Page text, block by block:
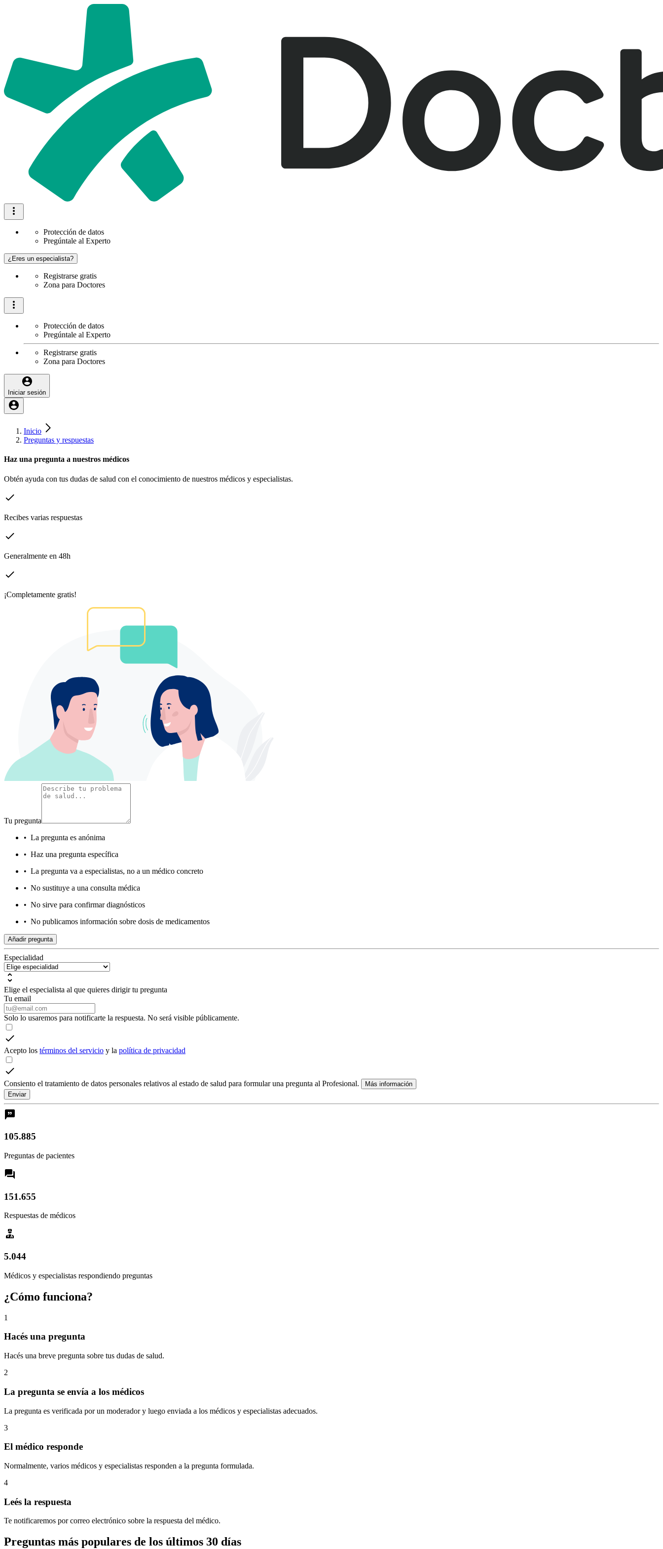
Protección de datos
Pregúntale al Experto
¿Eres un especialista?
Registrarse gratis
Zona para Doctores
Protección de datos
Pregúntale al Experto
Registrarse gratis
Zona para Doctores
Iniciar sesión
Inicio
Preguntas y respuestas
Haz una pregunta a nuestros médicos
Obtén ayuda con tus dudas de salud con el conocimiento de nuestros médicos y especialistas.
Recibes varias respuestas
Generalmente en 48h
¡Completamente gratis!
Tu pregunta
• La pregunta es anónima
• Haz una pregunta específica
• La pregunta va a especialistas, no a un médico concreto
• No sustituye a una consulta médica
• No sirve para confirmar diagnósticos
• No publicamos información sobre dosis de medicamentos
Añadir pregunta
Especialidad
Elige el especialista al que quieres dirigir tu pregunta
Tu email
Solo lo usaremos para notificarte la respuesta. No será visible públicamente.
Acepto los términos del servicio y la política de privacidad
Consiento el tratamiento de datos personales relativos al estado de salud para formular una pregunta al Profesional.
Más información
Enviar
105.885
Preguntas de pacientes
151.655
Respuestas de médicos
5.044
Médicos y especialistas respondiendo preguntas
¿Cómo funciona?
1
Hacés una pregunta
Hacés una breve pregunta sobre tus dudas de salud.
2
La pregunta se envía a los médicos
La pregunta es verificada por un moderador y luego enviada a los médicos y especialistas adecuados.
3
El médico responde
Normalmente, varios médicos y especialistas responden a la pregunta formulada.
4
Leés la respuesta
Te notificaremos por correo electrónico sobre la respuesta del médico.
Preguntas más populares de los últimos 30 días